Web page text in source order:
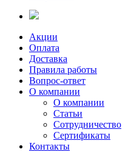
Акции
Оплата
Доставка
Правила работы
Вопрос-ответ
О компании
О компании
Статьи
Сотрудничество
Сертификаты
Контакты